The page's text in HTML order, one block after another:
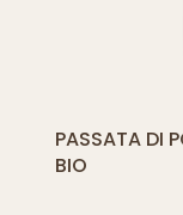
PASSATA DI
BIO